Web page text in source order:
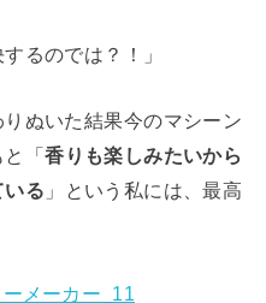
るのでは？！」
ぬいた結果今のマシーン
と「香りも楽しみたいから
いる 」という私には、最高